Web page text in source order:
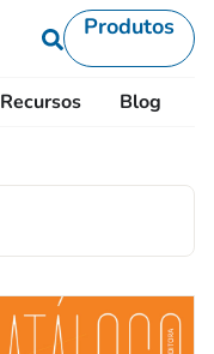
Produtos
Recursos Blog